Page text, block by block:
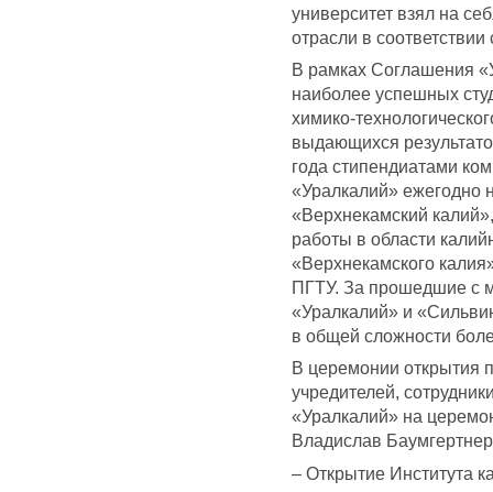
университет взял на
отрасли в
В рамках Соглашения
наиболее успешных
химико-
выдающихся
года стипендиатами
«Уралкалий» ежегодно
«Верхнекамский
работы в области
«Верхнекамского
ПГТУ. За прошедшие с
«Уралкалий» и
в общей сложности
В церемонии открытия
учредителей,
«Уралкалий» на
Владислав
– Открытие Института